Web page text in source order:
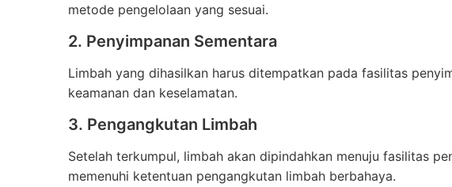
metode pengelolaan yang sesuai.
2. Penyimpanan Sementara
Limbah yang dihasilkan harus ditempatkan pada fasilitas
keamanan dan keselamatan.
3. Pengangkutan Limbah
Setelah terkumpul, limbah akan dipindahkan menuju fasilitas
memenuhi ketentuan pengangkutan limbah berbahaya.